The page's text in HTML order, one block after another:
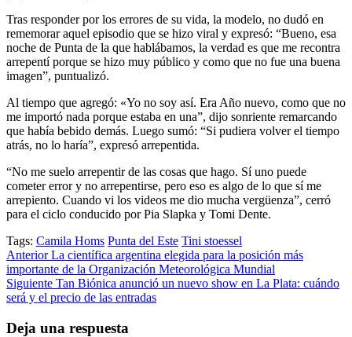
Tras responder por los errores de su vida, la modelo, no dudó en
rememorar aquel episodio que se hizo viral y expresó: “Bueno, esa
noche de Punta de la que hablábamos, la verdad es que me recontra
arrepentí porque se hizo muy público y como que no fue una buena
imagen”, puntualizó.
Al tiempo que agregó: «Yo no soy así. Era Año nuevo, como que no
me importó nada porque estaba en una”, dijo sonriente remarcando
que había bebido demás. Luego sumó: “Si pudiera volver el tiempo
atrás, no lo haría”, expresó arrepentida.
“No me suelo arrepentir de las cosas que hago. Sí uno puede
cometer error y no arrepentirse, pero eso es algo de lo que sí me
arrepiento. Cuando vi los videos me dio mucha vergüenza”, cerró
para el ciclo conducido por Pia Slapka y Tomi Dente.
Tags: Camila Homs Punta del Este Tini stoessel
Post
navigation
AnteriorLa científica argentina elegida para la posición más
importante de la Organización Meteorológica Mundial
Siguiente Tan Biónica anunció un nuevo show en La Plata: cuándo
será y el precio de las entradas
Deja una respuesta